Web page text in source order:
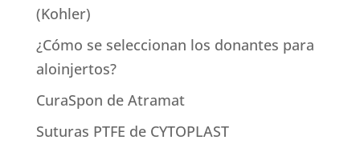
(Kohler)
¿Cómo se seleccionan los donantes para
aloinjertos?
CuraSpon de Atramat
Suturas PTFE de CYTOPLAST